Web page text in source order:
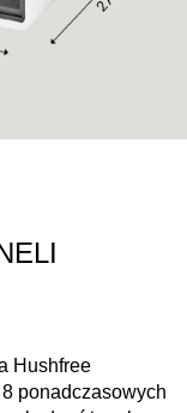
Hushfree
ponadczasowych